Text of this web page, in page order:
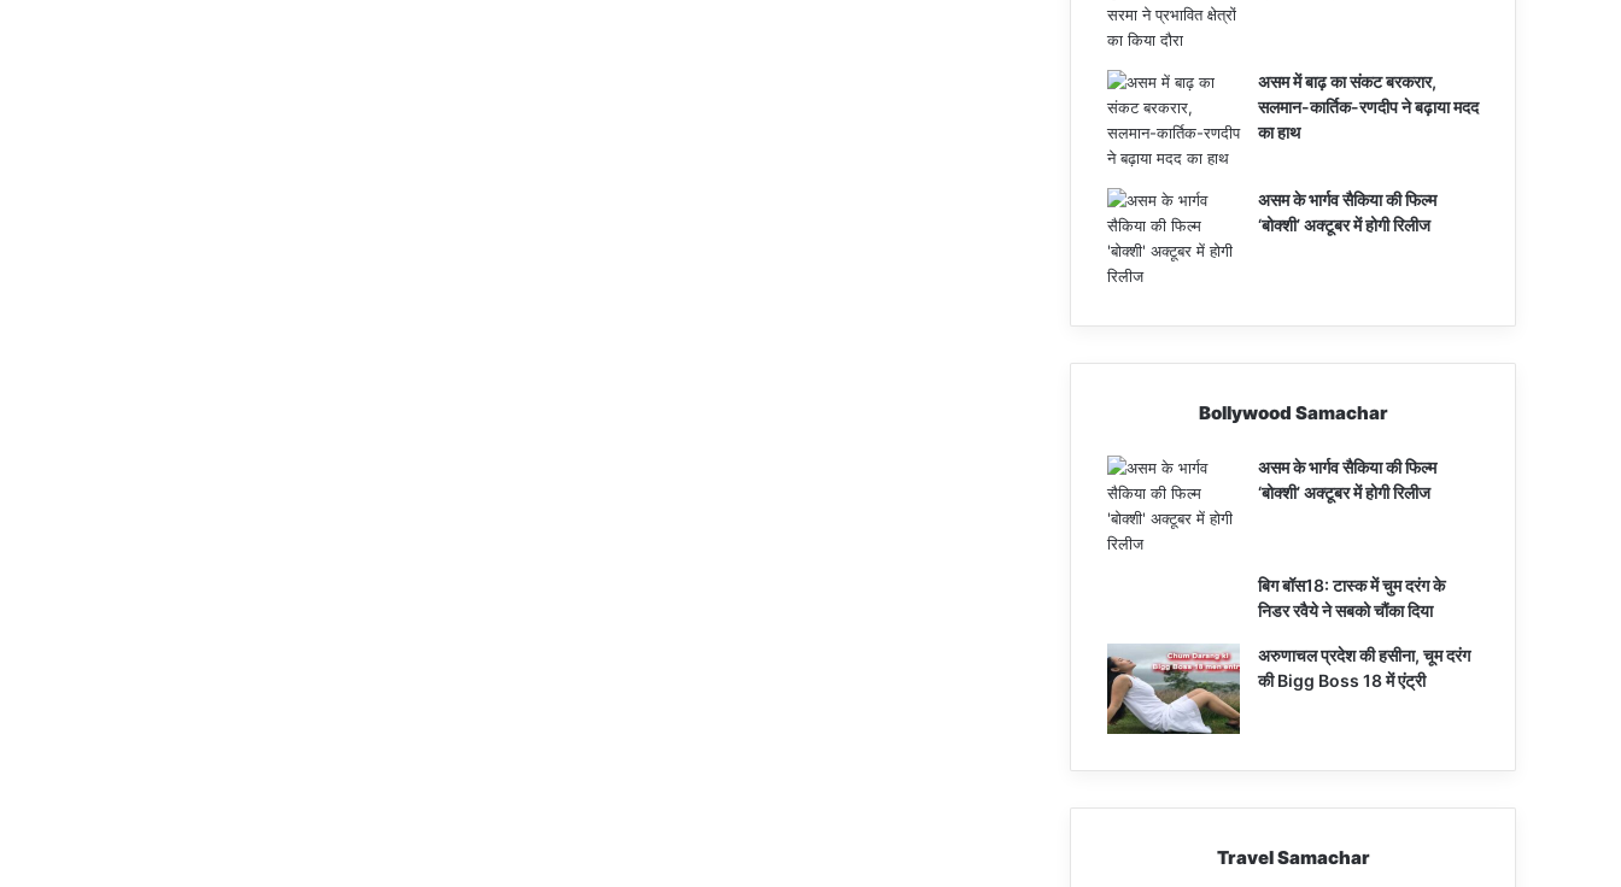
असम में बाढ़ का संकट बरकरार,
सलमान-कार्तिक-रणदीप ने बढ़ाया मदद
का हाथ
असम के भार्गव सैकिया की फिल्म
‘बोक्शी’ अक्टूबर में होगी रिलीज
Bollywood Samachar
असम के भार्गव सैकिया की फिल्म
‘बोक्शी’ अक्टूबर में होगी रिलीज
बिग बॉस18: टास्क में चुम दरंग के
निडर रवैये ने सबको चौंका दिया
अरुणाचल प्रदेश की हसीना, चूम दरंग
की Bigg Boss 18 में एंट्री
Travel Samachar